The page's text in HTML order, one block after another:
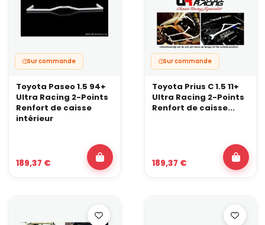
Sur commande
Toyota Paseo 1.5 94+
Ultra Racing 2-Points
Renfort de caisse
intérieur
189,37 €
Sur commande
Toyota Prius C 1.5 11+
Ultra Racing 2-Points
Renfort de caisse...
189,37 €